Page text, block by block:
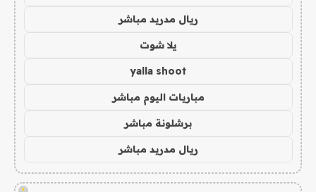
ريال مدريد مباشر
يلا شوت
yalla shoot
مباريات اليوم مباشر
برشلونة مباشر
ريال مدريد مباشر